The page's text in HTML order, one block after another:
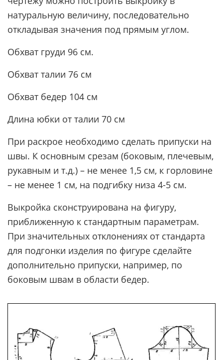
натуральную величину, последовательно
откладывая значения под прямым углом.
Обхват груди 96 см.
Обхват талии 76 см
Обхват бедер 104 см
Длина юбки от талии 70 см
При раскрое необходимо cделать припуски на
швы. К основным срезам (боковым, плечевым,
рукавным и т.д.) – не менее 1,5 см, к горловине
– не менее 1 см, на подгибку низа 4-5 см.
Выкройка сконструирована на фигуру,
приближенную к стандартным параметрам.
При значительных отклонениях от стандарта
для подгонки изделия по фигуре сделайте
дополнительно припуски, например, по
боковым швам в области бедер.